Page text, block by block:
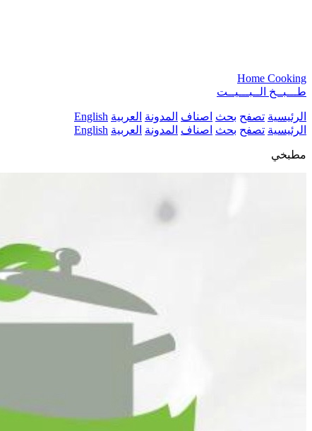
Home Cooking
طـــبــخ الــبـــيــت
الرئيسية تصفح بحث اصناف المدونة العربية English
الرئيسية تصفح بحث اصناف المدونة العربية English
مطبخي